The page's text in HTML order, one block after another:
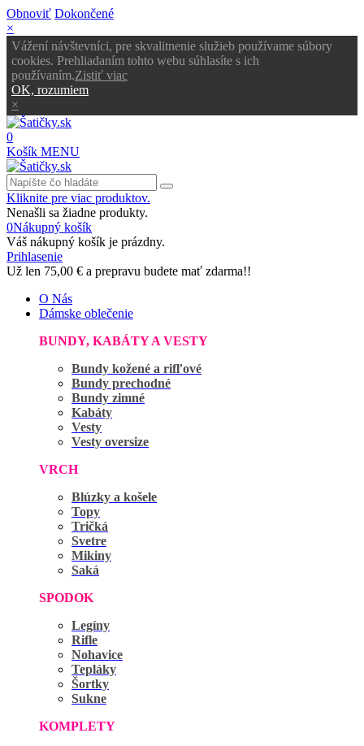
Obnoviť Dokončené
×
Vážení návštevníci, pre skvalitnenie služieb používame súbory
cookies. Prehliadaním tohto webu súhlasíte s ich
používaním.Zistiť viac
OK, rozumiem
×
0
Košík MENU
Kliknite pre viac produktov.
Nenašli sa žiadne produkty.
0Nákupný košík
Váš nákupný košík je prázdny.
Prihlasenie
Už len 75,00 € a prepravu budete mať zdarma!!
O Nás
Dámske oblečenie
BUNDY, KABÁTY A VESTY
Bundy kožené a rifľové
Bundy prechodné
Bundy zimné
Kabáty
Vesty
Vesty oversize
VRCH
Blúzky a košele
Topy
Tričká
Svetre
Mikiny
Saká
SPODOK
Legíny
Rifle
Nohavice
Tepláky
Šortky
Sukne
KOMPLETY